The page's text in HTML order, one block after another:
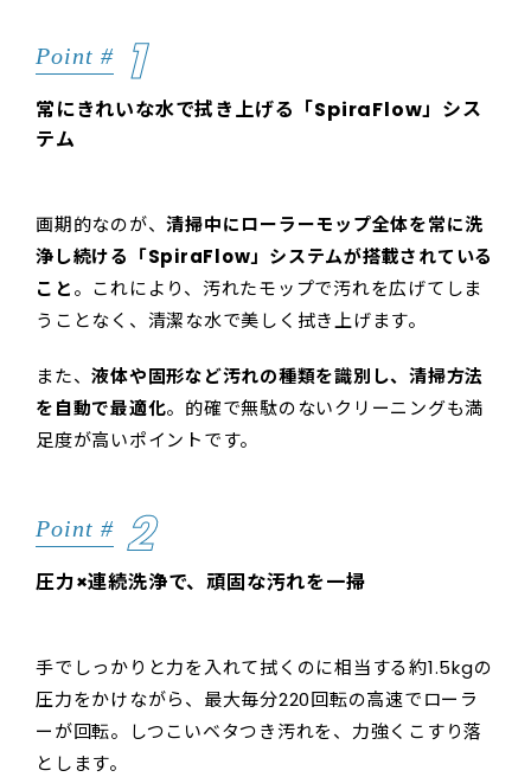
Point # 1
常にきれいな水で拭き上げる「SpiraFlow」シス
テム
画期的なのが、清掃中にローラーモップ全体を常に洗
浄し続ける「SpiraFlow」システムが搭載されている
こと。これにより、汚れたモップで汚れを広げてしま
うことなく、清潔な水で美しく拭き上げます。
また、液体や固形など汚れの種類を識別し、清掃方法
を自動で最適化。的確で無駄のないクリーニングも満
足度が高いポイントです。
Point # 2
圧力×連続洗浄で、頑固な汚れを一掃
手でしっかりと力を入れて拭くのに相当する約1.5kgの
圧力をかけながら、最大毎分220回転の高速でローラ
ーが回転。しつこいベタつき汚れを、力強くこすり落
とします。